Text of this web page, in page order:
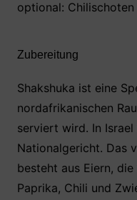
optional: Chilischoten
Zubereitung
Shakshuka ist eine
nordafrikanischen
serviert wird. In
Nationalgericht. Das
besteht aus Eiern,
Paprika, Chili und